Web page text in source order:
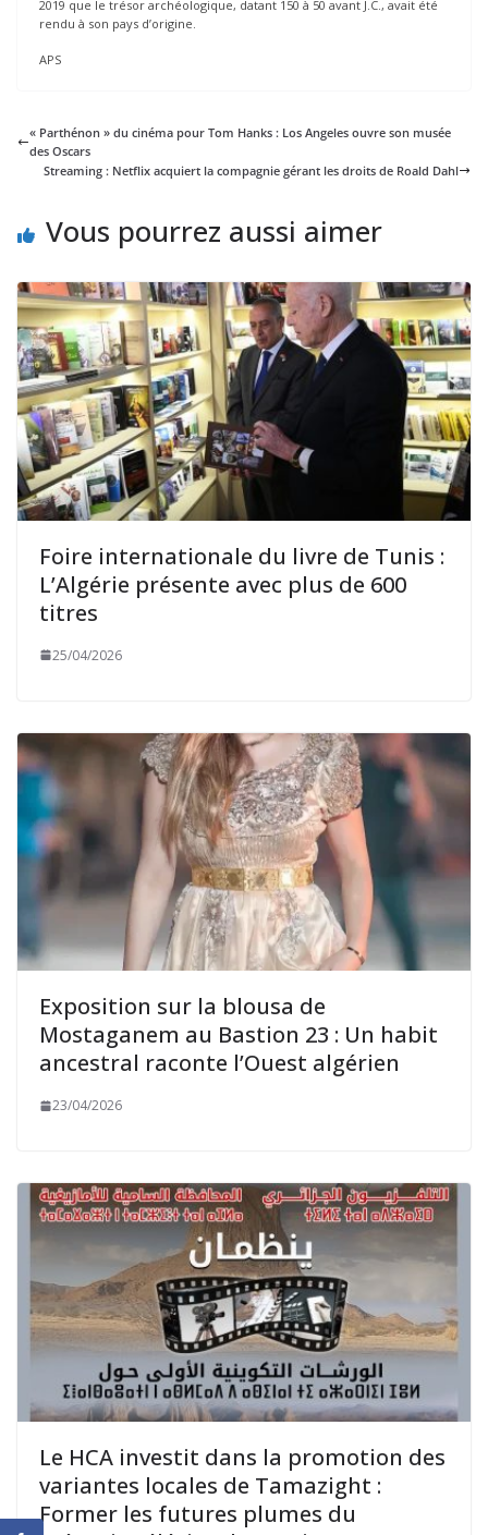
2019 que le trésor archéologique, datant 150 à 50 avant J.C., avait été
rendu à son pays d’origine.
APS
« Parthénon » du cinéma pour Tom Hanks : Los Angeles ouvre son musée
des Oscars
Streaming : Netflix acquiert la compagnie gérant les droits de Roald Dahl
Vous pourrez aussi aimer
Foire internationale du livre de Tunis :
L’Algérie présente avec plus de 600
titres
25/04/2026
Exposition sur la blousa de
Mostaganem au Bastion 23 : Un habit
ancestral raconte l’Ouest algérien
23/04/2026
Le HCA investit dans la promotion des
variantes locales de Tamazight :
Former les futures plumes du